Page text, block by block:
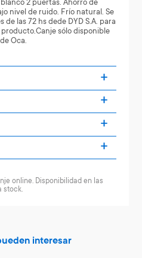
2 puertas. Ahorro de
nivel de ruido. Frío natural. Se
las 72 hs dede DYD S.A. para
sólo disponible
Oca.
online. Disponibilidad en las
stock.
interesar